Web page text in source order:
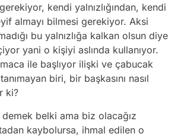
kendi yalnızlığından, kendi
almayı bilmesi gerekiyor. Aksi
bu yalnızlığa kalkan olsun diye
yani o kişiyi aslında kullanıyor.
ile başlıyor ilişki ve çabucak
biri, bir başkasını nasıl
ki?
belki ama biz olacağız
kaybolursa, ihmal edilen o